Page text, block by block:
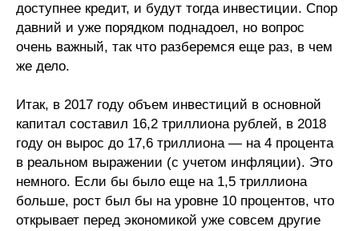
О журнале
Выпуски
Редакционная этика
Информация для авторов
Общие требования
Стандарты оформления
доступнее кредит, и будут тогда инвестиции. Спор
давний и уже порядком поднадоел, но вопрос
очень важный, так что разберемся еще раз, в чем
же дело.
Итак, в 2017 году объем инвестиций в основной
капитал составил 16,2 триллиона рублей, в 2018
году он вырос до 17,6 триллиона — на 4 процента
в реальном выражении (с учетом инфляции). Это
немного. Если бы было еще на 1,5 триллиона
больше, рост был бы на уровне 10 процентов, что
открывает перед экономикой уже совсем другие